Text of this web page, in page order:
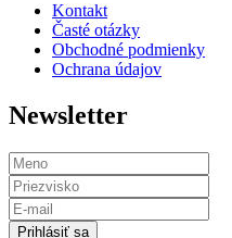
Kontakt
Časté otázky
Obchodné podmienky
Ochrana údajov
Newsletter
Prihlásiť sa